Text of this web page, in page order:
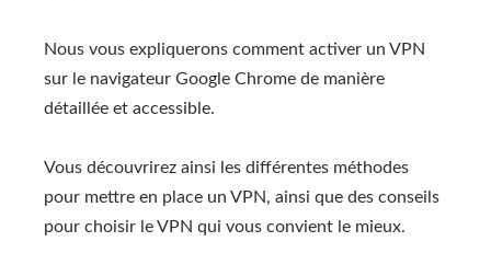
Nous vous expliquerons comment activer un VPN
sur le navigateur Google Chrome de manière
détaillée et accessible.
Vous découvrirez ainsi les différentes méthodes
pour mettre en place un VPN, ainsi que des conseils
pour choisir le VPN qui vous convient le mieux.